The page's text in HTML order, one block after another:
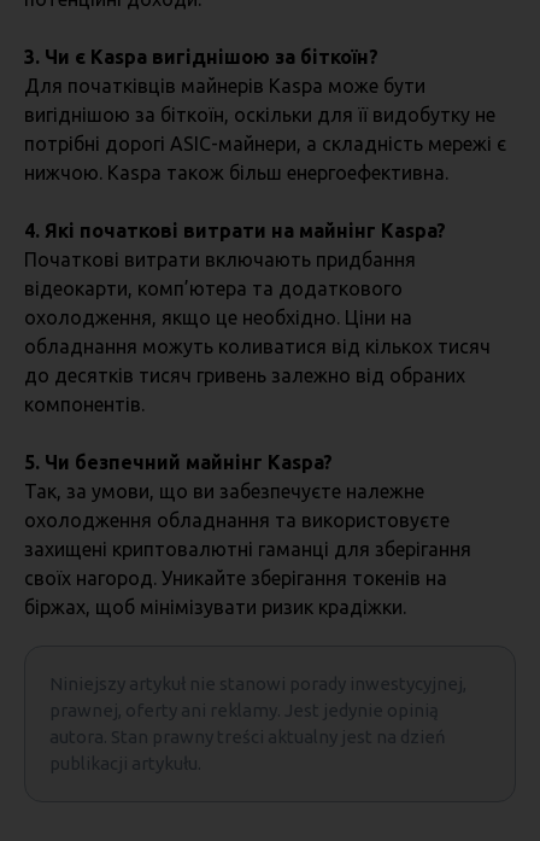
3. Чи є Kaspa вигіднішою за біткоїн?
Для початківців майнерів Kaspa може бути
вигіднішою за біткоїн, оскільки для її видобутку не
потрібні дорогі ASIC-майнери, а складність мережі є
нижчою. Kaspa також більш енергоефективна.
4. Які початкові витрати на майнінг Kaspa?
Початкові витрати включають придбання
відеокарти, комп’ютера та додаткового
охолодження, якщо це необхідно. Ціни на
обладнання можуть коливатися від кількох тисяч
до десятків тисяч гривень залежно від обраних
компонентів.
5. Чи безпечний майнінг Kaspa?
Так, за умови, що ви забезпечуєте належне
охолодження обладнання та використовуєте
захищені криптовалютні гаманці для зберігання
своїх нагород. Уникайте зберігання токенів на
біржах, щоб мінімізувати ризик крадіжки.
Niniejszy artykuł nie stanowi porady inwestycyjnej,
prawnej, oferty ani reklamy. Jest jedynie opinią
autora. Stan prawny treści aktualny jest na dzień
publikacji artykułu.